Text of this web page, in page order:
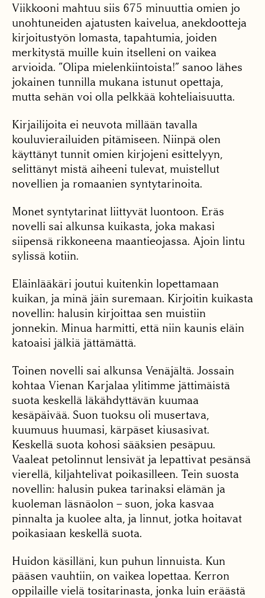
Viikkooni mahtuu siis 675 minuuttia omien jo
unohtuneiden ajatusten kaivelua, anekdootteja
kirjoitustyön lomasta, tapahtumia, joiden
merkitystä muille kuin itselleni on vaikea
arvioida. ”Olipa mielenkiintoista!” sanoo lähes
jokainen tunnilla mukana istunut opettaja,
mutta sehän voi olla pelkkää kohteliaisuutta.
Kirjailijoita ei neuvota millään tavalla
kouluvierailuiden pitämiseen. Niinpä olen
käyttänyt tunnit omien kirjojeni esittelyyn,
selittänyt mistä aiheeni tulevat, muistellut
novellien ja romaanien syntytarinoita.
Monet syntytarinat liittyvät luontoon. Eräs
novelli sai alkunsa kuikasta, joka makasi
siipensä rikkoneena maantieojassa. Ajoin lintu
sylissä kotiin.
Eläinlääkäri joutui kuitenkin lopettamaan
kuikan, ja minä jäin suremaan. Kirjoitin kuikasta
novellin: halusin kirjoittaa sen muistiin
jonnekin. Minua harmitti, että niin kaunis eläin
katoaisi jälkiä jättämättä.
Toinen novelli sai alkunsa Venäjältä. Jossain
kohtaa Vienan Karjalaa ylitimme jättimäistä
suota keskellä läkähdyttävän kuumaa
kesäpäivää. Suon tuoksu oli musertava,
kuumuus huumasi, kärpäset kiusasivat.
Keskellä suota kohosi sääksien pesäpuu.
Vaaleat petolinnut lensivät ja lepattivat pesänsä
vierellä, kiljahtelivat poikasilleen. Tein suosta
novellin: halusin pukea tarinaksi elämän ja
kuoleman läsnäolon – suon, joka kasvaa
pinnalta ja kuolee alta, ja linnut, jotka hoitavat
poikasiaan keskellä suota.
Huidon käsilläni, kun puhun linnuista. Kun
pääsen vauhtiin, on vaikea lopettaa. Kerron
oppilaille vielä tositarinasta, jonka luin eräästä